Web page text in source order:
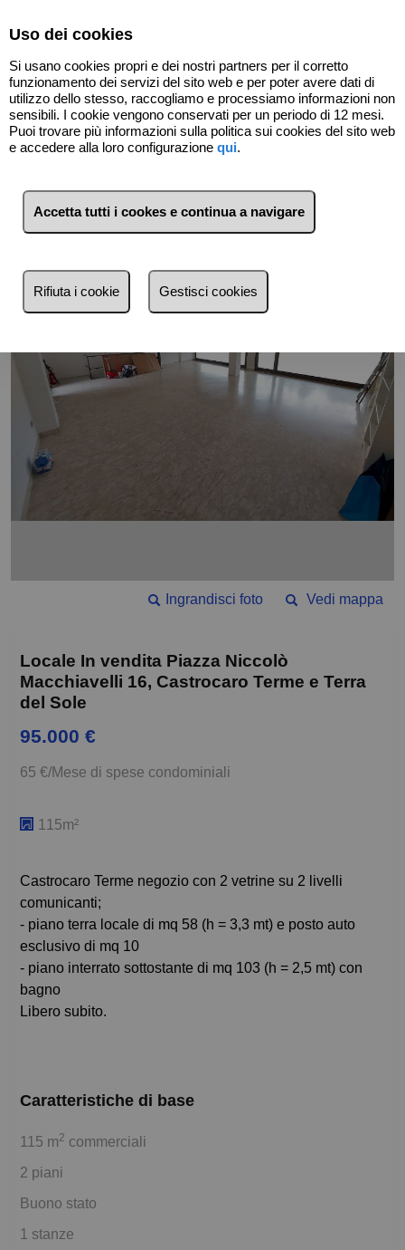
Indietro
Vedi mappa
Ingrandisci foto
Locale In vendita Piazza Niccolò
Macchiavelli 16, Castrocaro Terme e Terra
del Sole
95.000 €
65 €/Mese di spese condominiali
115m²
Castrocaro Terme negozio con 2 vetrine su 2 livelli
comunicanti;
- piano terra locale di mq 58 (h = 3,3 mt) e posto auto
esclusivo di mq 10
- piano interrato sottostante di mq 103 (h = 2,5 mt) con
bagno
Libero subito.
Caratteristiche di base
115 m2 commerciali
2 piani
Buono stato
1 stanze
Uso dei cookies
Si usano cookies propri e dei nostri partners per il corretto
funzionamento dei servizi del sito web e per poter avere dati di
utilizzo dello stesso, raccogliamo e processiamo informazioni non
sensibili. I cookie vengono conservati per un periodo di 12 mesi.
Puoi trovare più informazioni sulla politica sui cookies del sito web
e accedere alla loro configurazione qui.
Accetta tutti i cookes e continua a navigare
Rifiuta i cookie Gestisci cookies